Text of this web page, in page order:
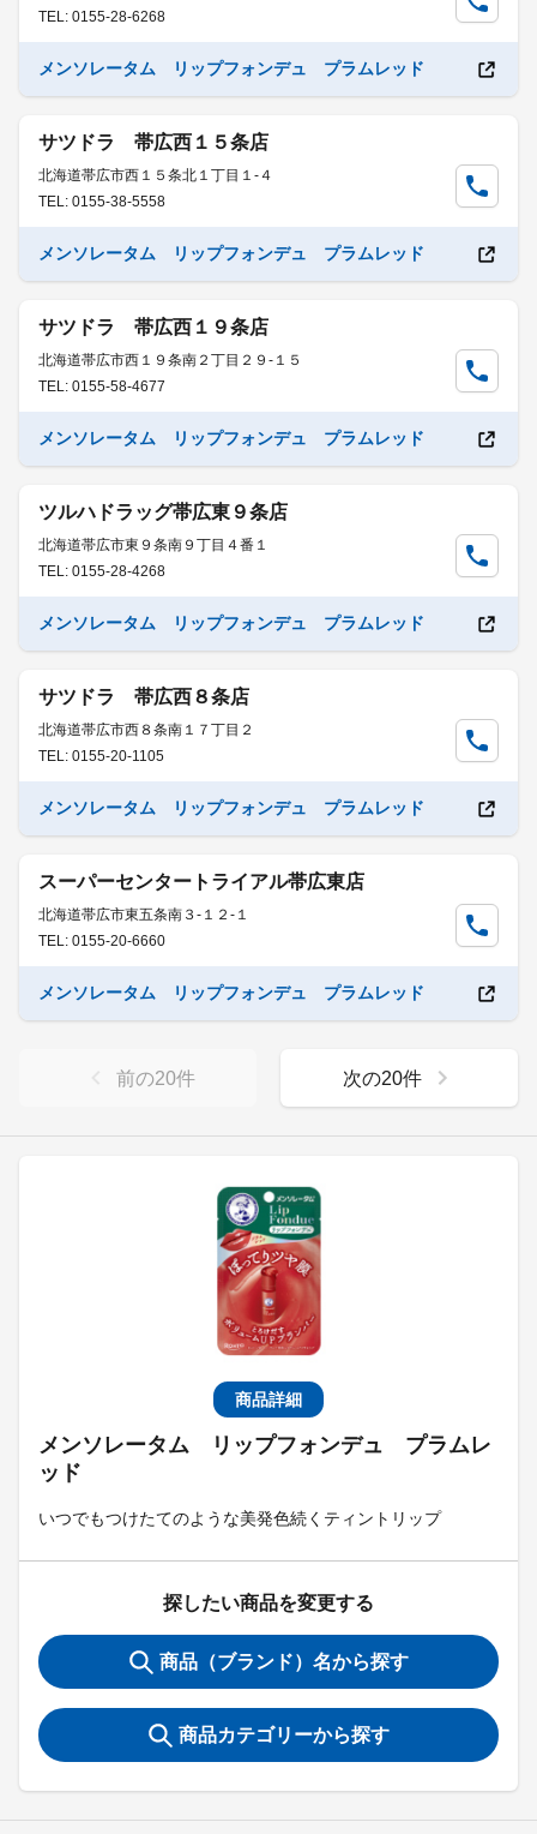
商品詳細
メンソレータム リップフォンデュ プラムレ
ッド
いつでもつけたてのような美発色続くティントリップ
探したい商品を変更する
商品（ブランド）名から探す
商品カテゴリーから探す
TEL: 0155-28-6268
メンソレータム リップフォンデュ プラムレッド
サツドラ 帯広西１５条店
北海道帯広市西１５条北１丁目１-４
TEL: 0155-38-5558
メンソレータム リップフォンデュ プラムレッド
サツドラ 帯広西１９条店
北海道帯広市西１９条南２丁目２９-１５
TEL: 0155-58-4677
メンソレータム リップフォンデュ プラムレッド
ツルハドラッグ帯広東９条店
北海道帯広市東９条南９丁目４番１
TEL: 0155-28-4268
メンソレータム リップフォンデュ プラムレッド
サツドラ 帯広西８条店
北海道帯広市西８条南１７丁目２
TEL: 0155-20-1105
メンソレータム リップフォンデュ プラムレッド
スーパーセンタートライアル帯広東店
北海道帯広市東五条南３-１２-１
TEL: 0155-20-6660
メンソレータム リップフォンデュ プラムレッド
前の20件 次の20件